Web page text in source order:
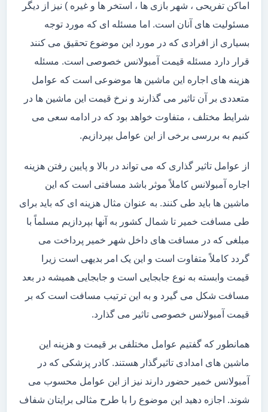
اماکن تفریحی ، شهر بازی ها ، استخر ها و غیره ) نیز از دیگر
مسئولیت های آنان است. اما مسئله ای که مورد توجه
بسیاری از افرادی که در مورد این موضوع تحقیق می کنند
قرار دارد مسئله قیمت آمبولانس خصوصی است. مسئله
هزینه های اجاره این ماشین ها موضوعی است که عوامل
متعددی بر آن تاثیر می گذارند و نرخ قیمت این ماشین ها در
شرایط مختلف ، متفاوت خواهد بود که در ادامه سعی می
کنیم به بررسی برخی از این عوامل بپردازیم.
از عوامل تاثیر گذاری که می تواند در بالا و پایین رفتن هزینه
اجاره آمبولانس کاملاً موثر باشد مسافتی است که این
ماشین ها باید طی کنند. به عنوان مثال هزینه ای که باید برای
طی مسافت خمیر تا شمال کشور به آنها بپردازیم مسلماً با
مبلغی که در مسافت های داخل شهر خمیر پرداخت می
گردد کاملاً متفاوت است و این یک امر بدیهی است زیرا
قیمت وابسته به نوع جابجایی است و جابجایی همیشه در بعد
مسافت شکل می گیرد و به این ترتیب مسافت است که بر
قیمت آمبولانس خصوصی تاثیر می گذارد.
همانطور که گفتیم عوامل مختلفی بر قیمت و هزینه این
ماشین های امدادی تاثیرگذار هستند. کادر پزشکی که در
آمبولانس خمیر حضور دارند نیز از این عوامل محسوب می
شوند. اجازه دهید این موضوع را با طرح مثالی برایتان شفاف